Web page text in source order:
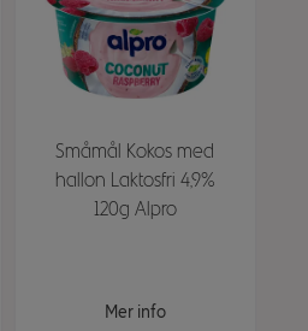
Småmål Kokos med
hallon Laktosfri 4,9%
120g Alpro
Mer info